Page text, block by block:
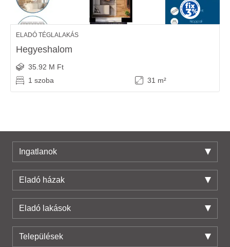
ELADÓ TÉGLALAKÁS
Hegyeshalom
35.92 M Ft
1 szoba
31 m²
Ingatlanok
Eladó házak
Eladó lakások
Települések